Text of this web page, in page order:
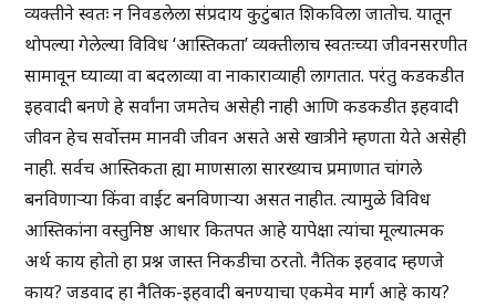
व्यक्तीने स्वतः न निवडलेला संप्रदाय कुटुंबात शिकविला जातोच. यातून
थोपल्या गेलेल्या विविध ‘आस्तिकता’ व्यक्तीलाच स्वतःच्या जीवनसरणीत
सामावून घ्याव्या वा बदलाव्या वा नाकाराव्याही लागतात. परंतु कडकडीत
इहवादी बनणे हे सर्वांना जमतेच असेही नाही आणि कडकडीत इहवादी
जीवन हेच सर्वोत्तम मानवी जीवन असते असे खात्रीने म्हणता येते असेही
नाही. सर्वच आस्तिकता ह्या माणसाला सारख्याच प्रमाणात चांगले
बनविणाऱ्या किंवा वाईट बनविणाऱ्या असत नाहीत. त्यामुळे विविध
आस्तिकांना वस्तुनिष्ठ आधार कितपत आहे यापेक्षा त्यांचा मूल्यात्मक
अर्थ काय होतो हा प्रश्न जास्त निकडीचा ठरतो. नैतिक इहवाद म्हणजे
काय? जडवाद हा नैतिक-इहवादी बनण्याचा एकमेव मार्ग आहे काय?